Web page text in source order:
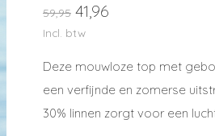
59,95 41,96
Incl. btw
Deze mouwloze top met
een verfijnde en zomerse
30% linnen zorgt voor een